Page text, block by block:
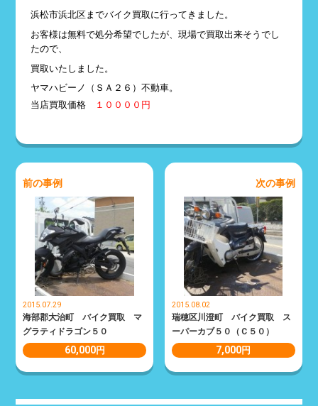
浜松市浜北区までバイク買取に行ってきました。
お客様は無料で処分希望でしたが、現場で買取出来そうでし
たので、
買取いたしました。
ヤマハビーノ（ＳＡ２６）不動車。
当店買取価格
１００００円
前の事例
2015.07.29
海部郡大治町 バイク買取 マ
グラティドラゴン５０
60,000円
次の事例
2015.08.02
瑞穂区川澄町 バイク買取 ス
ーパーカブ５０（Ｃ５０）
7,000円